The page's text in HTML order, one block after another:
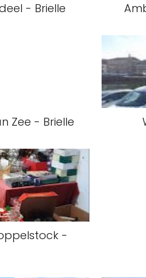
- Brielle
Zee - Brielle
-